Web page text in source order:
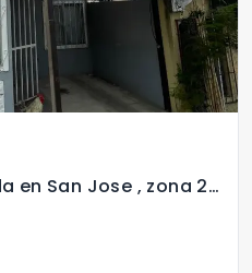
Casa en Venta ubicada en San Jose , zona 2 Villa Nueva